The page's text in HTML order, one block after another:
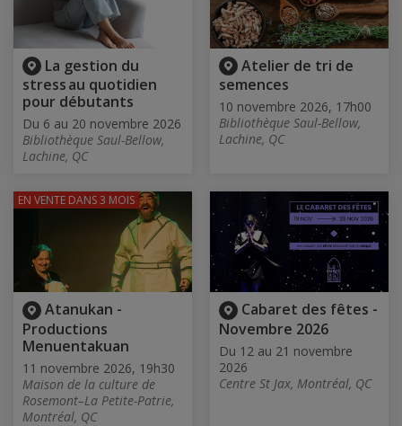
La gestion du
stress au quotidien
pour débutants
Du 6 au 20 novembre 2026
Bibliothèque Saul-Bellow,
Lachine, QC
Atelier de tri de
semences
10 novembre 2026, 17h00
Bibliothèque Saul-Bellow,
Lachine, QC
Atanukan -
Productions
Menuentakuan
11 novembre 2026, 19h30
Maison de la culture de
Rosemont–La Petite-Patrie,
Montréal, QC
EN VENTE DANS 3 MOIS
Cabaret des fêtes -
Novembre 2026
Du 12 au 21 novembre
2026
Centre St Jax, Montréal, QC